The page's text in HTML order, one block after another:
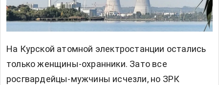
На Курской атомной электростанции остались
только женщины-охранники. Зато все
росгвардейцы-мужчины исчезли, но ЗРК